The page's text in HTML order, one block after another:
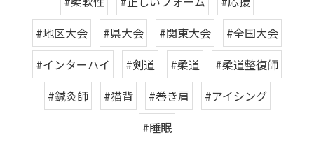
#地区大会
#県大会 #関東大会
#全国大会
#インターハイ
#剣道 #柔道
#柔道整復師
#鍼灸師
#猫背 #巻き肩
#アイシング
#睡眠